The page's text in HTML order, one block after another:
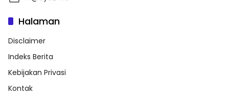
Halaman
Disclaimer
Indeks Berita
Kebijakan Privasi
Kontak